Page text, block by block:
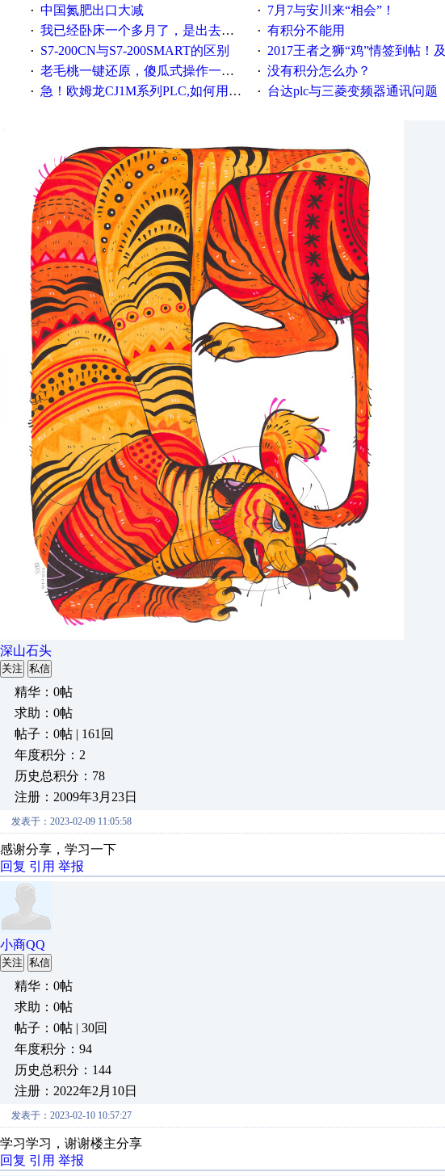
· 中国氮肥出口大减 · 7月7与安川来“相会”！
· 我已经卧床一个多月了，是出去安装机械手在高速遭遇车祸所致:大家工作都要特别注意啊 · 有积分不能用
· S7-200CN与S7-200SMART的区别 · 2017王者之狮“鸡”情签到帖！及时更新在线研讨会预告
· 老毛桃一键还原，傻瓜式操作一键轻松备份还原；程序为向导式安装，一键即可实现自动备份或还原系统。 · 没有积分怎么办？
· 急！欧姆龙CJ1M系列PLC,如何用时间控制变频器。要求时间在组态王中可以自由输入！拜托各位大神了！ · 台达plc与三菱变频器通讯问题
深山石头
关注 私信
精华：0帖
求助：0帖
帖子：0帖 | 161回
年度积分：2
历史总积分：78
注册：2009年3月23日
发表于：2023-02-09 11:05:58
感谢分享，学习一下
回复 引用 举报
小商QQ
关注 私信
精华：0帖
求助：0帖
帖子：0帖 | 30回
年度积分：94
历史总积分：144
注册：2022年2月10日
发表于：2023-02-10 10:57:27
学习学习，谢谢楼主分享
回复 引用 举报